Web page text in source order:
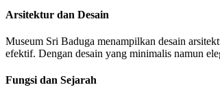
Arsitektur dan Desain
Museum Sri Baduga menampilkan desain
efektif. Dengan desain yang minimalis namun
Fungsi dan Sejarah